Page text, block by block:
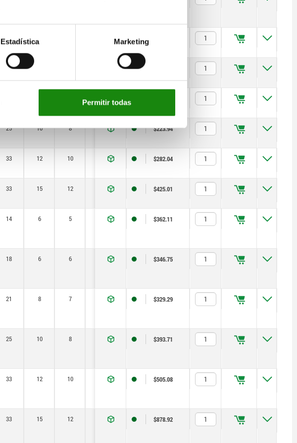
Estadística Marketing
Permitir todas
14
18 10
5
25 10 8 6 14 —
$223.94
33 12 10 19 —
$282.04
33 15 12 22 —
$425.01
14 6 5 8 —
$362.11
18 6 6 10 —
$346.75
21 8 7 13 —
$329.29
25 10 8 14 —
$393.71
33 12 10 19 —
$505.08
33 15 12 22 —
$878.92